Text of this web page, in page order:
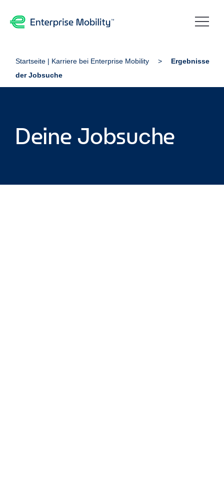
Startseite | Karriere bei Enterprise Mobility
Ergebnisse
der Jobsuche
Deine Jobsuche